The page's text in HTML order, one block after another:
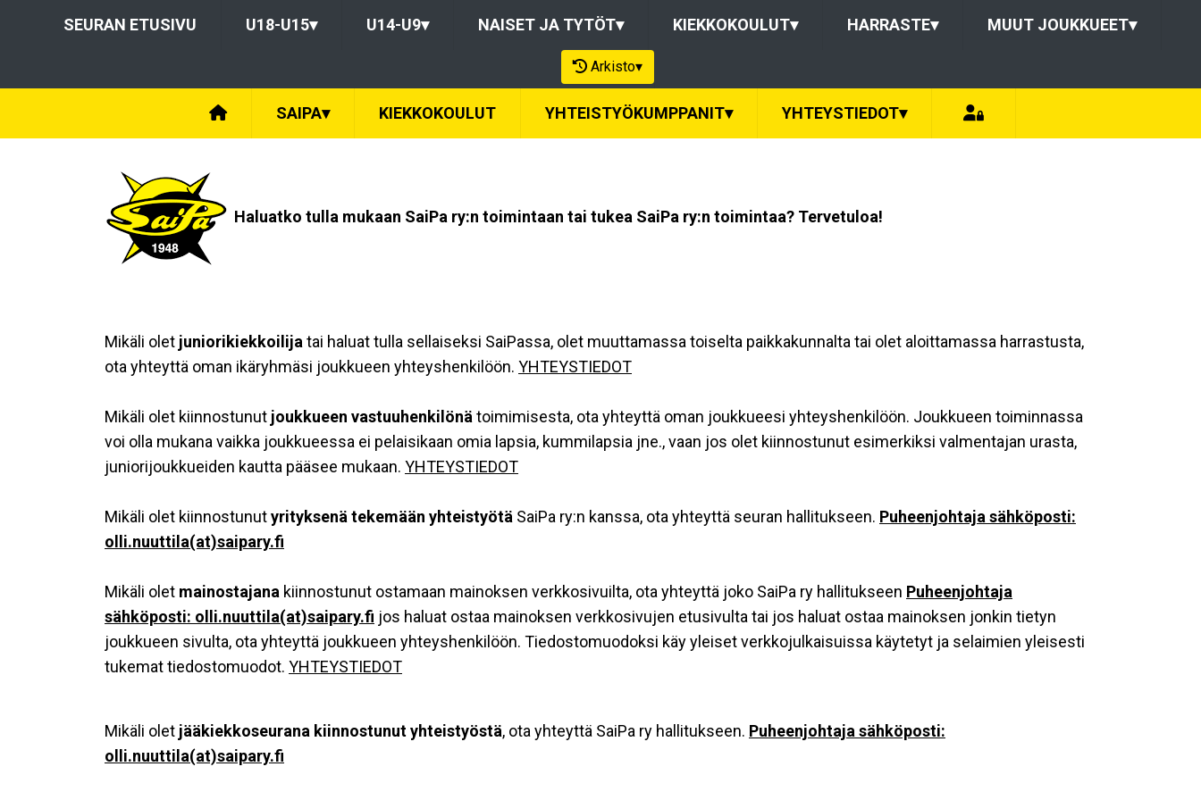
SEURAN ETUSIVU U18-U15▾ U14-U9▾ NAISET JA TYTÖT▾ KIEKKOKOULUT▾ HARRASTE▾ MUUT JOUKKUEET▾
Arkisto▾
SAIPA▾ KIEKKOKOULUT YHTEISTYÖKUMPPANIT▾ YHTEYSTIEDOT▾
Haluatko tulla mukaan SaiPa ry:n toimintaan tai tukea SaiPa ry:n toimintaa? Tervetuloa!
Mikäli olet juniorikiekkoilija tai haluat tulla sellaiseksi SaiPassa, olet muuttamassa toiselta paikkakunnalta tai olet aloittamassa harrastusta,
ota yhteyttä oman ikäryhmäsi joukkueen yhteyshenkilöön. YHTEYSTIEDOT
Mikäli olet kiinnostunut joukkueen vastuuhenkilönä toimimisesta, ota yhteyttä oman joukkueesi yhteyshenkilöön. Joukkueen toiminnassa
voi olla mukana vaikka joukkueessa ei pelaisikaan omia lapsia, kummilapsia jne., vaan jos olet kiinnostunut esimerkiksi valmentajan urasta,
juniorijoukkueiden kautta pääsee mukaan. YHTEYSTIEDOT
Mikäli olet kiinnostunutyrityksenä tekemään yhteistyötä SaiPa ry:n kanssa, ota yhteyttä seuran hallitukseen. Puheenjohtaja sähköposti:
olli.nuuttila(at)saipary.fi
Mikäli olet mainostajana kiinnostunut ostamaan mainoksen verkkosivuilta, ota yhteyttä joko SaiPa ry hallitukseen Puheenjohtaja
sähköposti: olli.nuuttila(at)saipary.fi jos haluat ostaa mainoksen verkkosivujen etusivulta tai jos haluat ostaa mainoksen jonkin tietyn
joukkueen sivulta, ota yhteyttä joukkueen yhteyshenkilöön. Tiedostomuodoksi käy yleiset verkkojulkaisuissa käytetyt ja selaimien yleisesti
tukemat tiedostomuodot. YHTEYSTIEDOT
Mikäli olet jääkiekkoseurana kiinnostunut yhteistyöstä, ota yhteyttä SaiPa ry hallitukseen. Puheenjohtaja sähköposti:
olli.nuuttila(at)saipary.fi